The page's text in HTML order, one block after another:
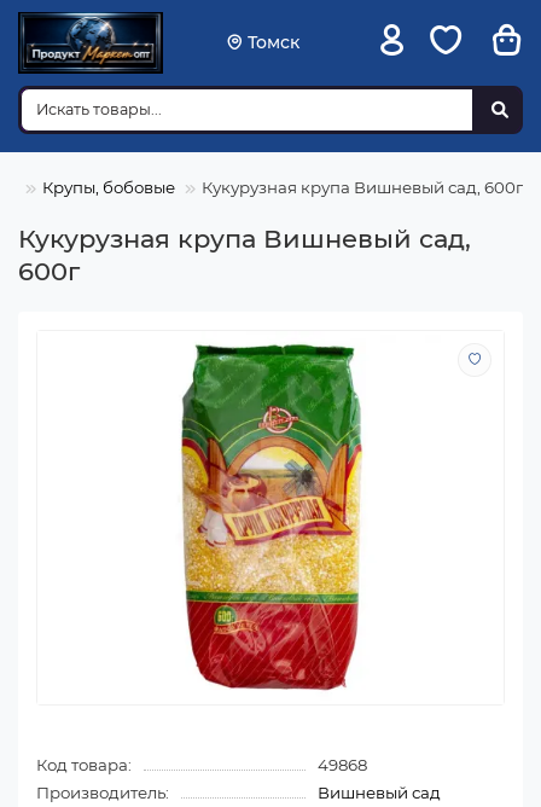
Томск
Крупы, бобовые Кукурузная крупа Вишневый сад, 600г
Кукурузная крупа Вишневый сад,
600г
Код товара:
49868
Производитель:
Вишневый сад